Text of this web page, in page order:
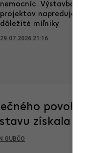
nemocníc. Výstavba
projektov napreduje,
dôležité míľniky
29.07.2026 21:16
získala
GUBČO